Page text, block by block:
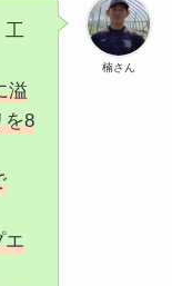
楠さん
工
溢
を8
エ